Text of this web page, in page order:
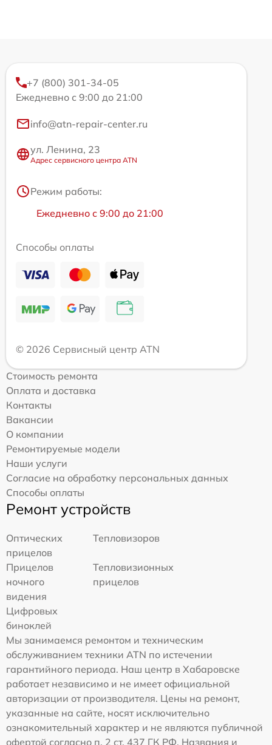
+7 (800) 301-34-05
Ежедневно с 9:00 до 21:00
info@atn-repair-center.ru
ул. Ленина, 23
Адрес сервисного центра ATN
Режим работы:
Ежедневно с 9:00 до 21:00
Способы оплаты
© 2026 Сервисный центр ATN
Стоимость ремонта
Оплата и доставка
Контакты
Вакансии
О компании
Ремонтируемые модели
Наши услуги
Согласие на обработку персональных данных
Способы оплаты
Ремонт устройств
Оптических
прицелов
Тепловизоров
Прицелов
ночного
видения
Тепловизионных
прицелов
Цифровых
биноклей
Мы занимаемся ремонтом и техническим
обслуживанием техники ATN по истечении
гарантийного периода. Наш центр в Хабаровске
работает независимо и не имеет официальной
авторизации от производителя. Цены на ремонт,
указанные на сайте, носят исключительно
ознакомительный характер и не являются публичной
офертой согласно п. 2 ст. 437 ГК РФ. Названия и